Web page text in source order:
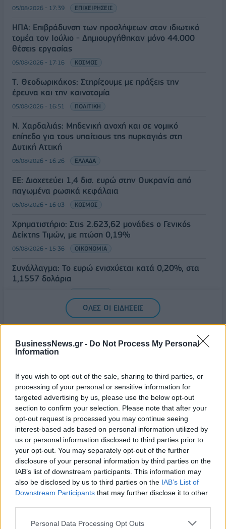
BusinessNews.gr - Do Not Process My Personal
Information
If you wish to opt-out of the sale, sharing to third parties, or
processing of your personal or sensitive information for
targeted advertising by us, please use the below opt-out
section to confirm your selection. Please note that after your
opt-out request is processed you may continue seeing
interest-based ads based on personal information utilized by
us or personal information disclosed to third parties prior to
your opt-out. You may separately opt-out of the further
disclosure of your personal information by third parties on the
IAB’s list of downstream participants. This information may
also be disclosed by us to third parties on the IAB’s List of
Downstream Participants that may further disclose it to other
Personal Data Processing Opt Outs
05/08/2026 - 17:39 ΕΠΙΧΕΙΡΗΣΕΙΣ
ΗΠΑ: Επιβράδυνση των προσλήψεων στον ιδιωτικό
τομέα τον Ιούλιο - Δημιουργήθηκαν μόνο 44.000
θέσεις εργασίας
05/08/2026 - 17:16 ΚΟΣΜΟΣ
Τ. Θεοδωρικάκος: Στηρίζουμε με πράξεις την
έρευνα και την καινοτομία
05/08/2026 - 16:51 ΠΟΛΙΤΙΚΗ
Ν. Χαρδαλιάς: Μηδενική ανοχή και σε νομικό
επίπεδο για τους υπαίτιους της πυρκαγιάς στη
Δυτική Αττική
05/08/2026 - 16:26 ΕΛΛΑΔΑ
ΕΕ: Διοχετεύει 1,4 δισ. ευρώ στην Ουκρανία από
παγωμένα ρωσικά κεφάλαια
05/08/2026 - 16:03 ΚΟΣΜΟΣ
Χρηματιστήριο: Στις 2.623,62 μονάδες ο Γενικός
Δείκτης Τιμών, με πτώση 0,19%
05/08/2026 - 15:36 ΟΙΚΟΝΟΜΙΑ
Συνάλλαγμα: Το ευρώ ενισχύεται κατά 0,20%, στα
1,1557 δολάρια
ΟΛΕΣ ΟΙ ΕΙΔΗΣΕΙΣ
ΔΗΜΟΦΙΛΗ
Η Vendora επεκτείνεται σε 27 χώρες της
Ευρωπαϊκή 'Ενωσης
05/08/2026 - 10:52 ΕΠΙΧΕΙΡΗΣΕΙΣ
SpaceX: Άλμα 92% στα έσοδα του α' τριμήνου στα
7,8 δισ. δολάρια